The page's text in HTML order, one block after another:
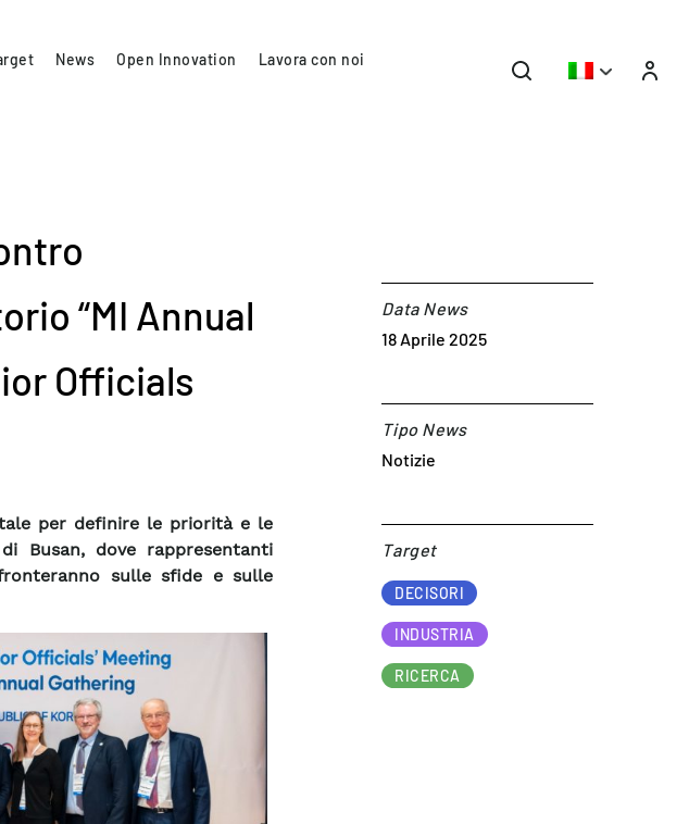
News Open Innovation Lavora con noi
“MI Annual
Officials
per definire le priorità e le
Busan, dove rappresentanti
sulle sfide e sulle
Data News
18 Aprile 2025
Tipo News
Notizie
Target​
DECISORI
INDUSTRIA
RICERCA